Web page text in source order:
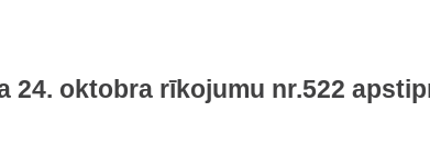
24. oktobra rīkojumu nr.522